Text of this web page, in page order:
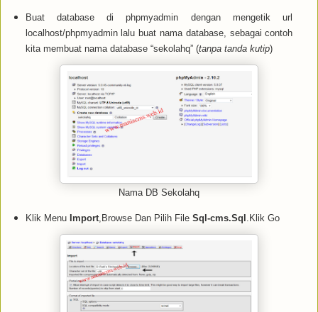
Buat database di phpmyadmin dengan mengetik url
localhost/phpmyadmin lalu buat nama database, sebagai contoh
kita membuat nama database “sekolahq” (tanpa tanda kutip)
Nama DB Sekolahq
Klik Menu Import,Browse Dan Pilih File Sql-cms.Sql .Klik Go